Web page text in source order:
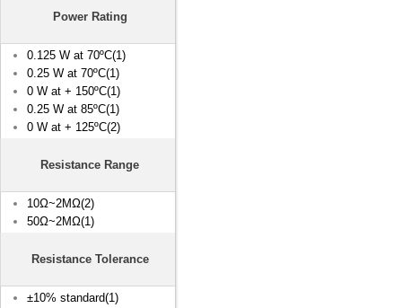
Power Rating
0.125 W at 70ºC(1)
0.25 W at 70ºC(1)
0 W at + 150ºC(1)
0.25 W at 85ºC(1)
0 W at + 125ºC(2)
Resistance Range
10Ω~2MΩ(2)
50Ω~2MΩ(1)
Resistance Tolerance
±10% standard(1)